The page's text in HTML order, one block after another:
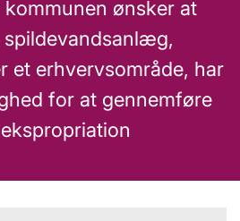
ønsker at
et erhvervsområde, har
for at gennemføre